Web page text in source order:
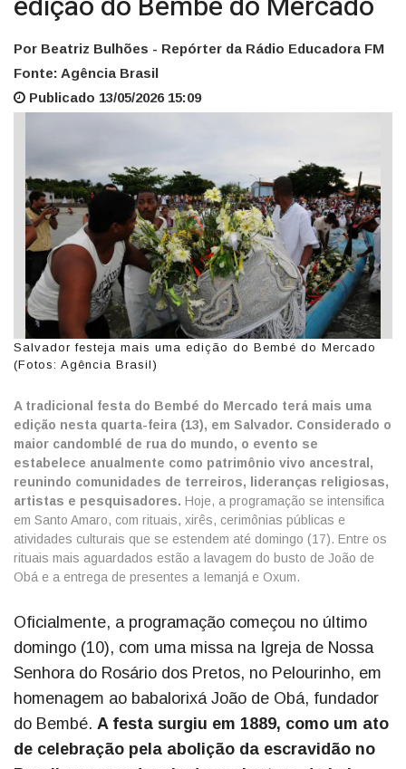
Por Beatriz Bulhões - Repórter da Rádio Educadora FM
Fonte: Agência Brasil
Publicado 13/05/2026 15:09
Salvador festeja mais uma edição do Bembé do Mercado
(Fotos: Agência Brasil)
A tradicional festa do Bembé do Mercado terá mais uma
edição nesta quarta-feira (13), em Salvador. Considerado o
maior candomblé de rua do mundo, o evento se
estabelece anualmente como patrimônio vivo ancestral,
reunindo comunidades de terreiros, lideranças religiosas,
artistas e pesquisadores. Hoje, a programação se intensifica
em Santo Amaro, com rituais, xirês, cerimônias públicas e
atividades culturais que se estendem até domingo (17). Entre os
rituais mais aguardados estão a lavagem do busto de João de
Obá e a entrega de presentes a Iemanjá e Oxum.
Oficialmente, a programação começou no último
domingo (10), com uma missa na Igreja de Nossa
Senhora do Rosário dos Pretos, no Pelourinho, em
homenagem ao babalorixá João de Obá, fundador
do Bembé. A festa surgiu em 1889, como um ato
de celebração pela abolição da escravidão no